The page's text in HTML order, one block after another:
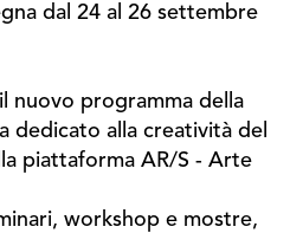
dal 24 al 26 settembre
nuovo programma della
dedicato alla creatività del
piattaforma AR/S - Arte
workshop e mostre,